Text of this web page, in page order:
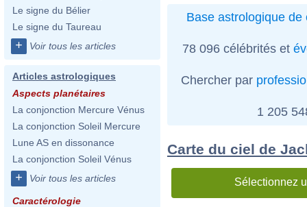
Le signe du Bélier
Le signe du Taureau
+ Voir tous les articles
Articles astrologiques
Aspects planétaires
La conjonction Mercure Vénus
La conjonction Soleil Mercure
Lune AS en dissonance
La conjonction Soleil Vénus
+ Voir tous les articles
Caractérologie
Base astrologique de
78 096 célébrités et
Chercher par
1 205
Carte du ciel de
Sélectionnez